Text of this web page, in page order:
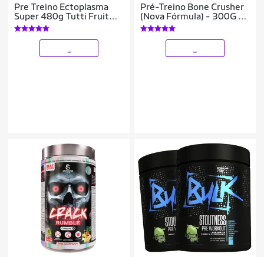
Pre Treino Ectoplasma
Super 480g Tutti Fruit
Luva Demons
Pré-Treino Bone Crusher
(Nova Fórmula) - 300G -
Black Skul